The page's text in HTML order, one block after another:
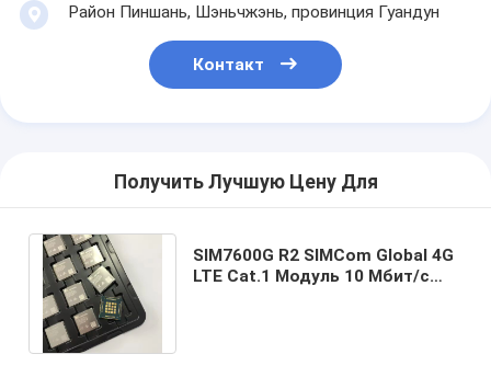
Район Пиншань, Шэньчжэнь, провинция Гуандун
Контакт
Получить Лучшую Цену Для
SIM7600G R2 SIMCom Global 4G
LTE Cat.1 Модуль 10 Мбит/с